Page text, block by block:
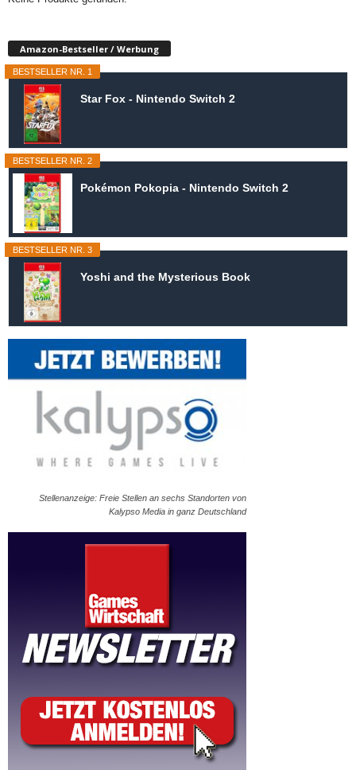
Amazon-Bestseller / Werbung
BESTSELLER NR. 1
Star Fox - Nintendo Switch 2
BESTSELLER NR. 2
Pokémon Pokopia - Nintendo Switch 2
BESTSELLER NR. 3
Yoshi and the Mysterious Book
Stellenanzeige: Freie Stellen an sechs Standorten von
Kalypso Media in ganz Deutschland